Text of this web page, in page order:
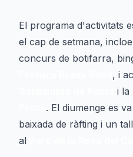
El programa d'activitats
el cap de setmana,
concurs de botifarra,
, i
i la
. El diumenge es
baixada de ràfting i un
al